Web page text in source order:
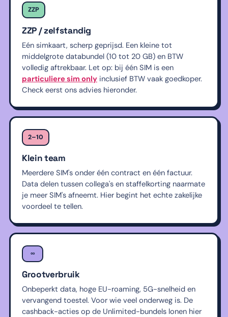
ZZP
ZZP / zelfstandig
Eén simkaart, scherp geprijsd. Een kleine tot
middelgrote databundel (10 tot 20 GB) en BTW
volledig aftrekbaar. Let op: bij één SIM is een
particuliere sim only inclusief BTW vaak goedkoper.
Check eerst ons advies hieronder.
2–10
Klein team
Meerdere SIM's onder één contract en één factuur.
Data delen tussen collega's en staffelkorting naarmate
je meer SIM's afneemt. Hier begint het echte zakelijke
voordeel te tellen.
∞
Grootverbruik
Onbeperkt data, hoge EU-roaming, 5G-snelheid en
vervangend toestel. Voor wie veel onderweg is. De
cashback-acties op de Unlimited-bundels lonen hier